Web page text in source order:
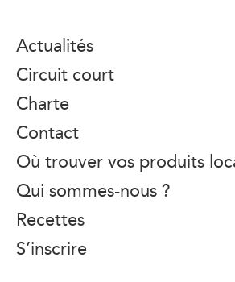
Actualités
Circuit court
Charte
Contact
Où trouver vos produits
Qui sommes-nous ?
Recettes
S’inscrire